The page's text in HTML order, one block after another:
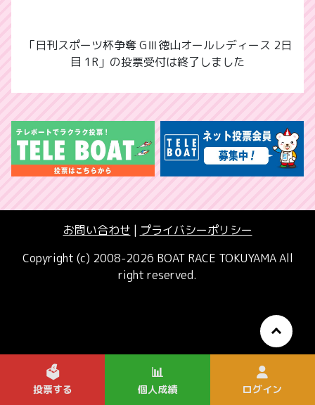
「日刊スポーツ杯争奪 GⅢ徳山オールレディース 2日
目 1R」の投票受付は終了しました
お問い合わせ | プライバシーポリシー
Copyright (c) 2008-2026 BOAT RACE TOKUYAMA All
right reserved.
🗳️
投票する
📊
個人成績 ログイン